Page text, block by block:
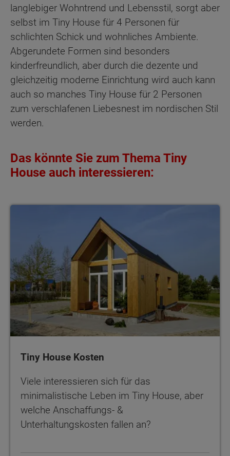
langlebiger Wohntrend und Lebensstil, sorgt aber
selbst im Tiny House für 4 Personen für
schlichten Schick und wohnliches Ambiente.
Abgerundete Formen sind besonders
kinderfreundlich, aber durch die dezente und
gleichzeitig moderne Einrichtung wird auch kann
auch so manches Tiny House für 2 Personen
zum verschlafenen Liebesnest im nordischen Stil
werden.
Das könnte Sie zum Thema Tiny
House auch interessieren:
Tiny House Kosten
Viele interessieren sich für das
minimalistische Leben im Tiny House, aber
welche Anschaffungs- &
Unterhaltungskosten fallen an?